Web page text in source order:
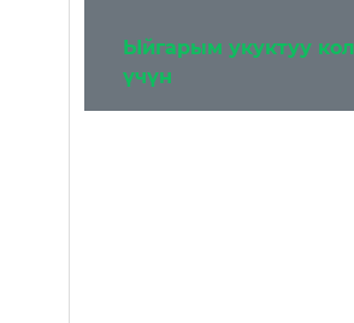
Ыйгарым укуктуу
үчүн